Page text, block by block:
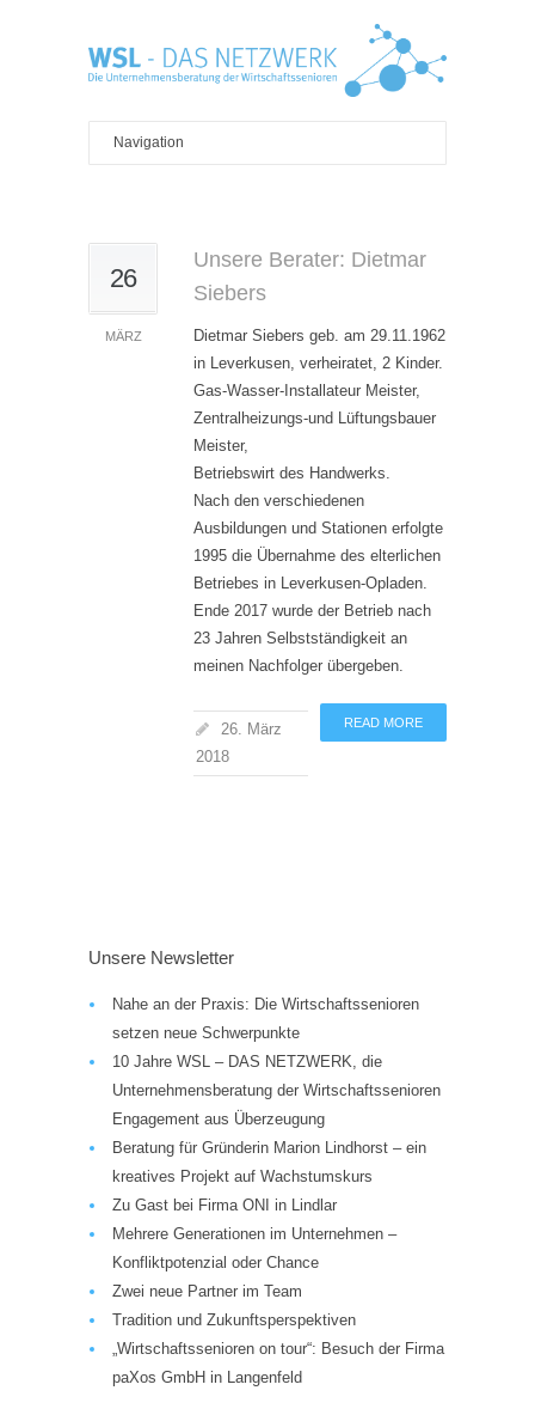
26
MÄRZ
Unsere Berater: Dietmar
Siebers
Dietmar Siebers geb. am 29.11.1962
in Leverkusen, verheiratet, 2 Kinder.
Gas-Wasser-Installateur Meister,
Zentralheizungs-und Lüftungsbauer
Meister,
Betriebswirt des Handwerks.
Nach den verschiedenen
Ausbildungen und Stationen erfolgte
1995 die Übernahme des elterlichen
Betriebes in Leverkusen-Opladen.
Ende 2017 wurde der Betrieb nach
23 Jahren Selbstständigkeit an
meinen Nachfolger übergeben.
READ MORE
26. März
2018
Unsere Newsletter
Nahe an der Praxis: Die Wirtschaftssenioren
setzen neue Schwerpunkte
10 Jahre WSL – DAS NETZWERK, die
Unternehmensberatung der Wirtschaftssenioren
Engagement aus Überzeugung
Beratung für Gründerin Marion Lindhorst – ein
kreatives Projekt auf Wachstumskurs
Zu Gast bei Firma ONI in Lindlar
Mehrere Generationen im Unternehmen –
Konfliktpotenzial oder Chance
Zwei neue Partner im Team
Tradition und Zukunftsperspektiven
„Wirtschaftssenioren on tour“: Besuch der Firma
paXos GmbH in Langenfeld